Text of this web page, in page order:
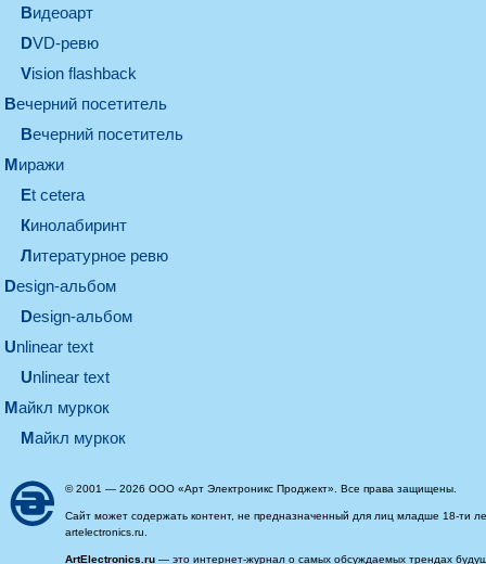
видеоарт
DVD-ревю
Vision flashback
вечерний посетитель
вечерний посетитель
миражи
et cetera
кинолабиринт
литературное ревю
design-альбом
design-альбом
unlinear text
Unlinear text
майкл муркок
майкл муркок
© 2001 — 2026 ООО «Арт Электроникс Проджект». Все права защищены.
Сайт может содержать контент, не предназначенный для лиц младше 18-ти
artelectronics.ru.
ArtElectronics.ru — это интернет-журнал о самых обсуждаемых трендах